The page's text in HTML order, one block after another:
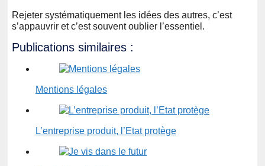
Rejeter systématiquement les idées des autres, c’est
s’appauvrir et c’est souvent oublier l’essentiel.
Publications similaires :
Mentions légales
L’entreprise produit, l’Etat protège